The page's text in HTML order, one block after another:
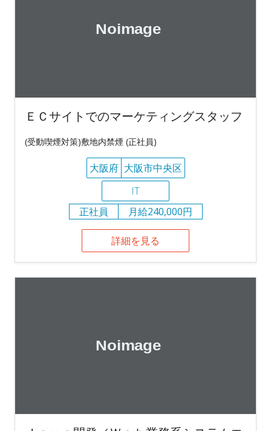
ＥＣサイトでのマーケティングスタッフ
(受動喫煙対策)敷地内禁煙 (正社員)
大阪府 大阪市中央区
IT
正社員
月給240,000円
詳細を見る